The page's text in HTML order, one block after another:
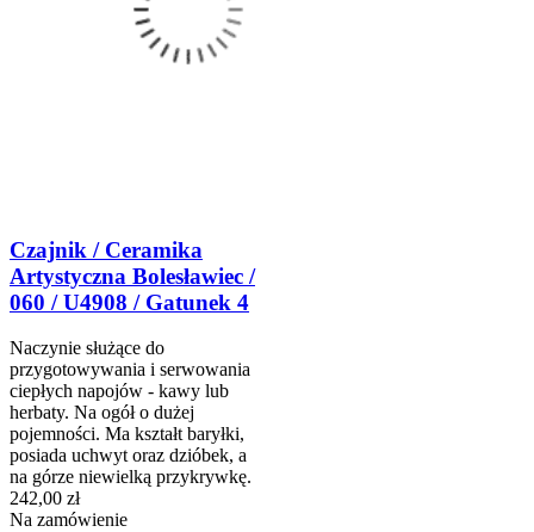
Czajnik / Ceramika
Artystyczna Bolesławiec /
060 / U4908 / Gatunek 4
Naczynie służące do
przygotowywania i serwowania
ciepłych napojów - kawy lub
herbaty. Na ogół o dużej
pojemności. Ma kształt baryłki,
posiada uchwyt oraz dzióbek, a
na górze niewielką przykrywkę.
242,00 zł
Na zamówienie